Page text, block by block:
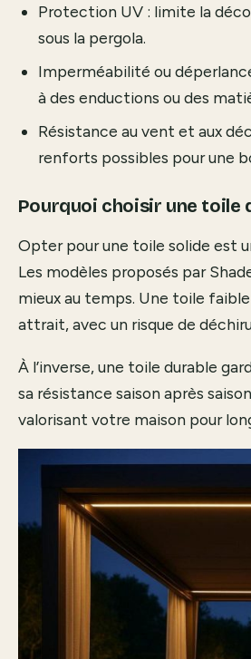
Protection UV : limite la
sous la pergola.
Imperméabilité ou
à des enductions ou des
Résistance au vent et aux
renforts possibles pour une
Pourquoi choisir une toile
Opter pour une toile solide est
Les modèles proposés par
mieux au temps. Une toile
attrait, avec un risque de
À l’inverse, une toile durable
sa résistance saison après
valorisant votre maison pour